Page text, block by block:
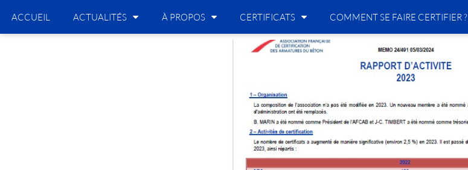
ACCUEIL ACTUALITÉS À PROPOS CERTIFICATS COMMENT SE FAIRE CERTIFIER ?